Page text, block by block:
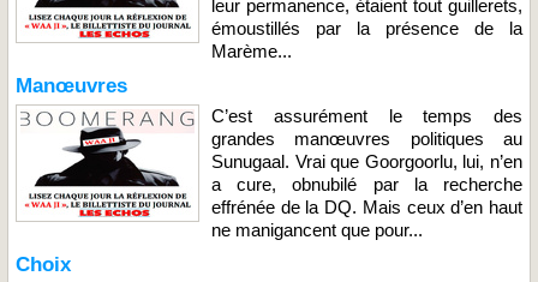
leur permanence, étaient tout guillerets,
émoustillés par la présence de la
Marème...
Manœuvres
C’est assurément le temps des
grandes manœuvres politiques au
Sunugaal. Vrai que Goorgoorlu, lui, n’en
a cure, obnubilé par la recherche
effrénée de la DQ. Mais ceux d’en haut
ne manigancent que pour...
Choix